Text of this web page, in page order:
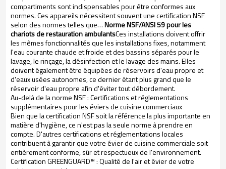
compartiments sont indispensables pour être conformes aux
normes. Ces appareils nécessitent souvent une certification NSF
selon des normes telles que…Norme NSF/ANSI 59 pour les
chariots de restauration ambulantsCes installations doivent offrir
les mêmes fonctionnalités que les installations fixes, notamment
l'eau courante chaude et froide et des bassins séparés pour le
lavage, le rinçage, la désinfection et le lavage des mains. Elles
doivent également être équipées de réservoirs d'eau propre et
d'eaux usées autonomes, ce dernier étant plus grand que le
réservoir d'eau propre afin d'éviter tout débordement.
Au-delà de la norme NSF : Certifications et réglementations
supplémentaires pour les éviers de cuisine commerciaux
Bien que la certification NSF soit la référence la plus importante en
matière d'hygiène, ce n'est pas la seule norme à prendre en
compte. D'autres certifications et réglementations locales
contribuent à garantir que votre évier de cuisine commerciale soit
entièrement conforme, sûr et respectueux de l'environnement.
Certification GREENGUARD™ : Qualité de l'air et évier de votre